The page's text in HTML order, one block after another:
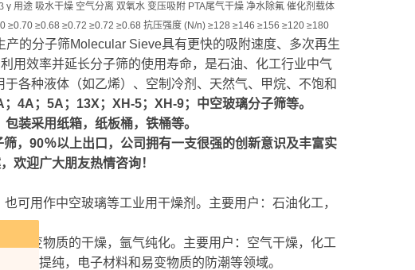
用途 吸水干燥 空气分离 双氧水 变压吸附 PTA尾气干燥 净水除氟 催化剂载体
≥0.70 ≥0.68 ≥0.72 ≥0.72 ≥0.68 抗压强度 (N/n) ≥128 ≥146 ≥156 ≥120 ≥180
产的分子筛Molecular Sieve具有更快的吸附速度、多次再生
用效率并延长分子筛的使用寿命，是石油、化工行业中气
各种液体（如乙烯）、空制冷剂、天然气、甲烷、不饱和
4A；5A；13X；XH-5；XH-9；中空玻璃分子筛等。
装采用纸箱，纸板桶，铁桶等。
，90％以上出口，公司拥有一支很强的创新意识及丰富实
欢迎广大朋友热情咨询！
可用作中空玻璃等工业用干燥剂。主要用户：石油化工，
易变物质的干燥，氩气纯化。主要用户：空气干燥，化工
燥和提纯，电子材料和易变物质的防潮等领域。